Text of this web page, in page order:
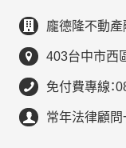
龐德隆不動產
403台中市西
免付費專線：
常年法律顧